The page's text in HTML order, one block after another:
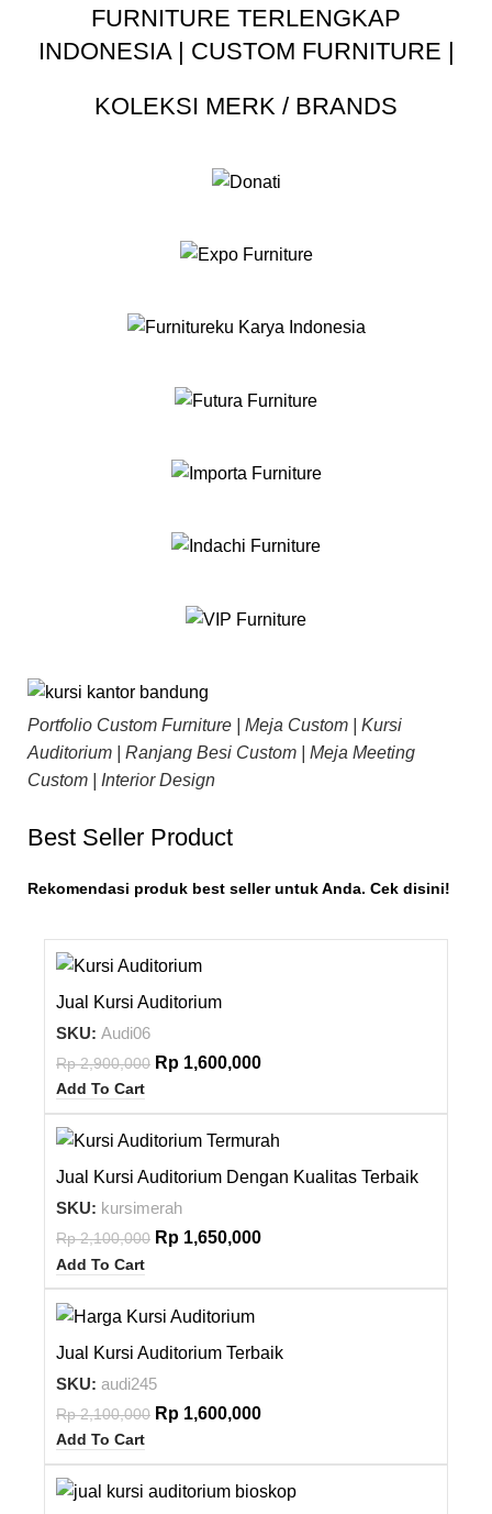
FURNITURE TERLENGKAP
INDONESIA | CUSTOM FURNITURE |
KOLEKSI MERK / BRANDS
Portfolio Custom Furniture | Meja Custom | Kursi
Auditorium | Ranjang Besi Custom | Meja Meeting
Custom | Interior Design
Best Seller Product
Rekomendasi produk best seller untuk Anda. Cek disini!
NEW
Jual Kursi Auditorium
SKU: Audi06
Rp2,900,000 Rp 1,600,000
Add To Cart
Jual Kursi Auditorium Dengan Kualitas Terbaik
SKU: kursimerah
Rp2,100,000 Rp 1,650,000
Add To Cart
Jual Kursi Auditorium Terbaik
SKU: audi245
Rp2,100,000 Rp 1,600,000
Add To Cart